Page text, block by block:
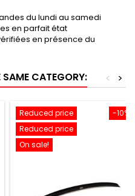
du lundi au samedi
en parfait état
en présence du
CATEGORY: >
<
-10%
Reduced price
Reduced price
On sale!